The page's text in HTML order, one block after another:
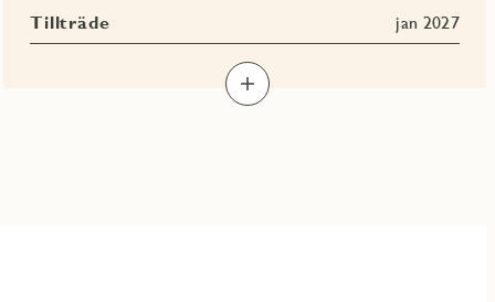
Tillträde jan 2027